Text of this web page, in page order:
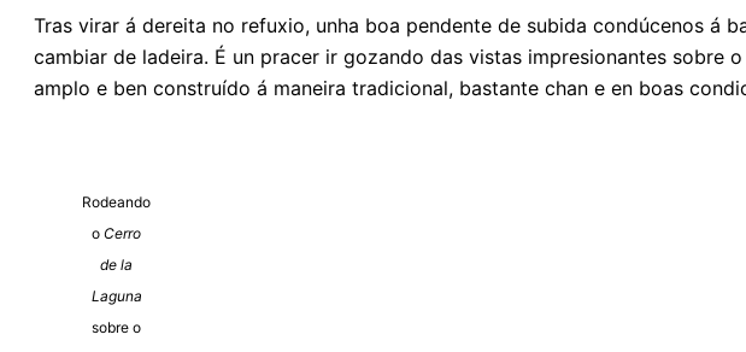
Tras virar á dereita no refuxio, unha boa pendente de subida condúcenos á
cambiar de ladeira. É un pracer ir gozando das vistas impresionantes sobre
amplo e ben construído á maneira tradicional, bastante chan e en boas
Rodeando
o Cerro
de la
Laguna
sobre o